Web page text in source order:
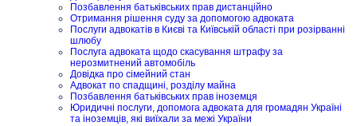
Позбавлення батьківських прав дистанційно
Отримання рішення суду за допомогою адвоката
Послуги адвокатів в Києві та Київській області при розірванні
шлюбу
Послуга адвоката щодо скасування штрафу за
нерозмитнений автомобіль
Довідка про сімейний стан
Адвокат по спадщині, розділу майна
Позбавлення батьківських прав іноземця
Юридичні послуги, допомога адвоката для громадян Україні
та іноземців, які виїхали за межі України